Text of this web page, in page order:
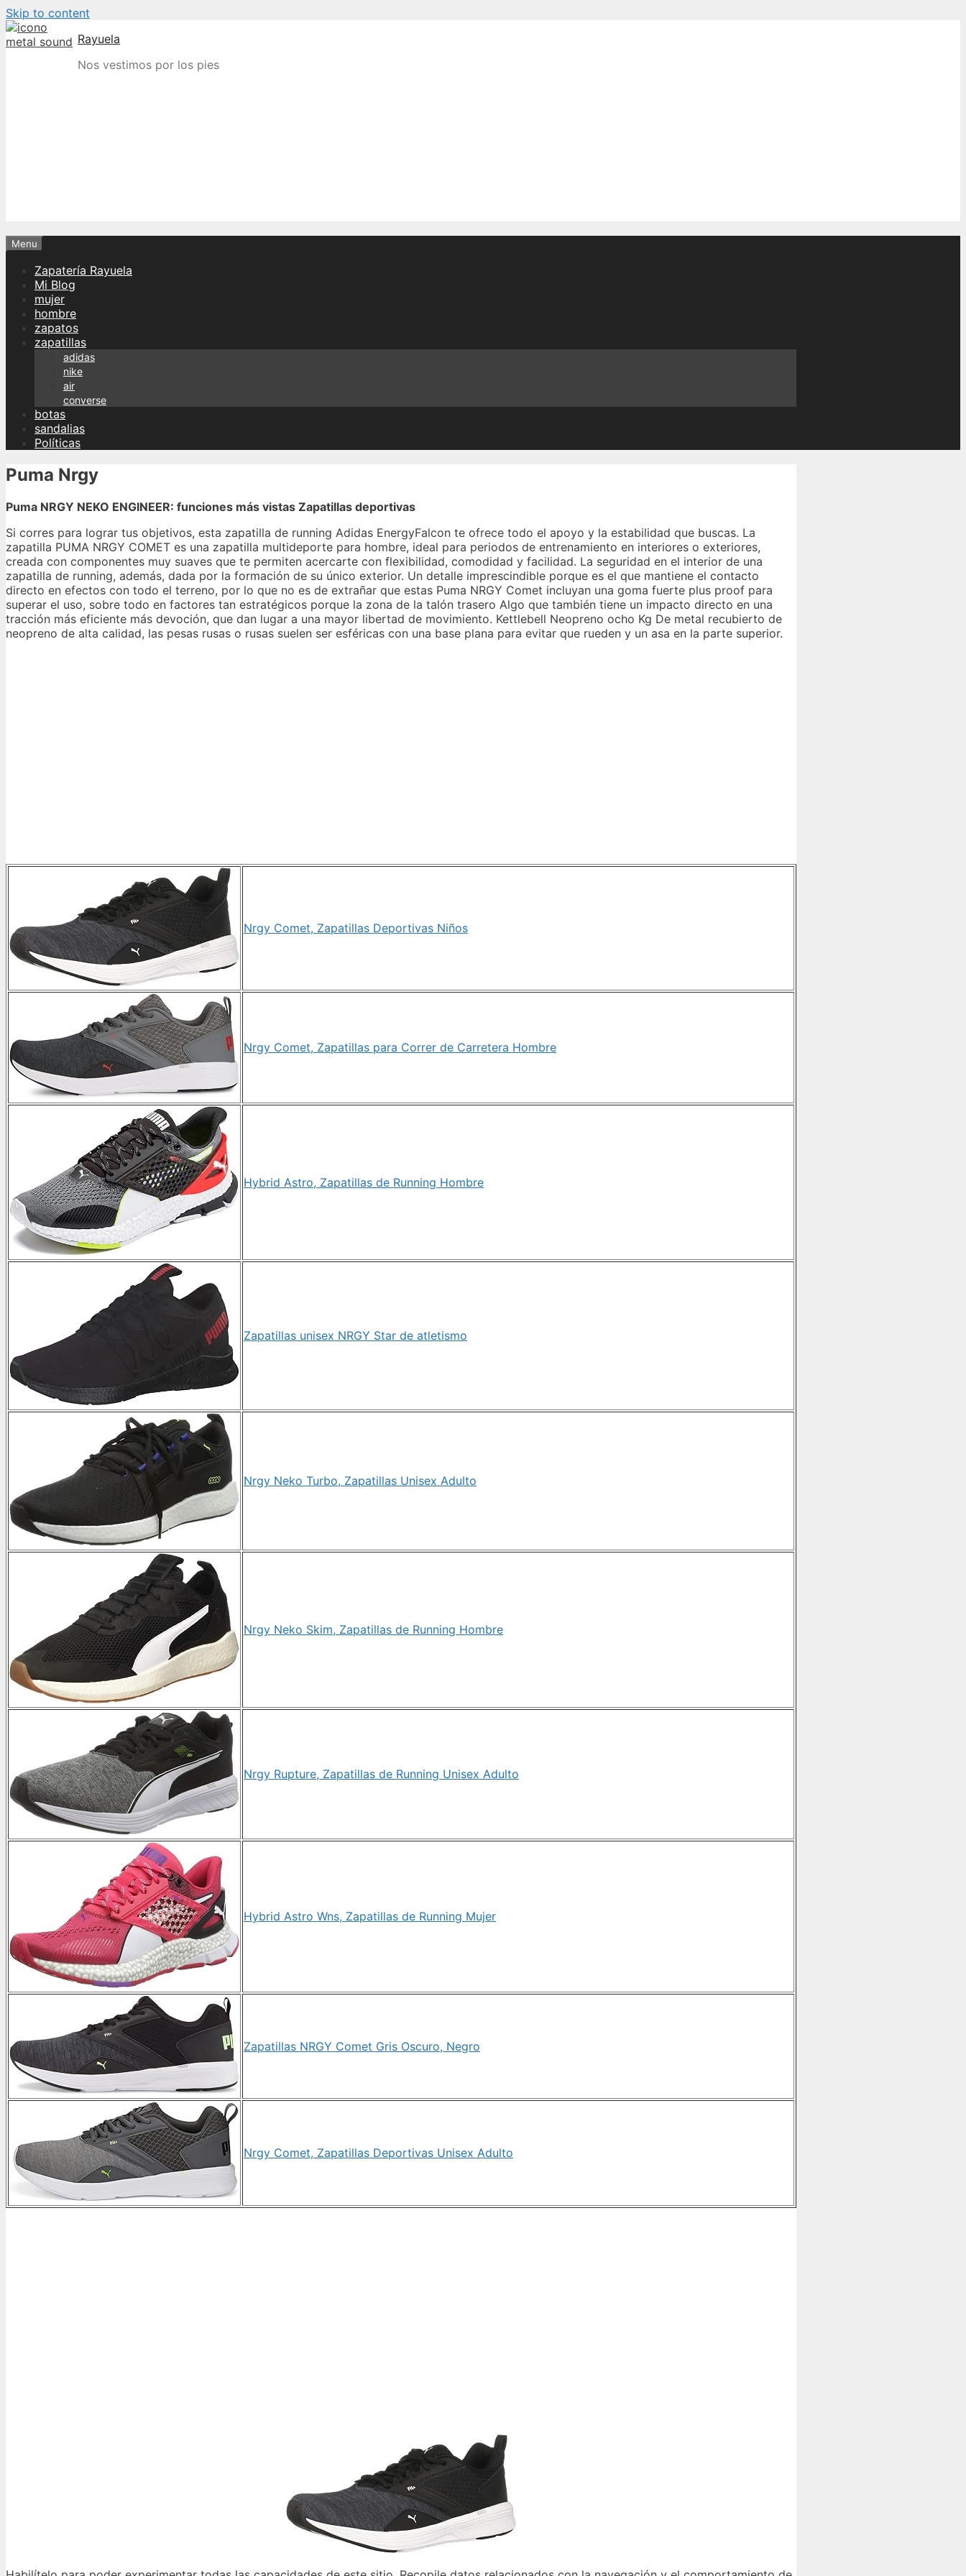
Skip to content
Rayuela
Nos vestimos por los pies
Menu
Zapatería Rayuela
Mi Blog
mujer
hombre
zapatos
zapatillas
adidas
nike
air
converse
botas
sandalias
Políticas
Puma Nrgy
Puma NRGY NEKO ENGINEER: funciones más vistas Zapatillas deportivas
Si corres para lograr tus objetivos, esta zapatilla de running Adidas EnergyFalcon te ofrece todo el apoyo y la estabilidad que buscas. La
zapatilla PUMA NRGY COMET es una zapatilla multideporte para hombre, ideal para periodos de entrenamiento en interiores o exteriores,
creada con componentes muy suaves que te permiten acercarte con flexibilidad, comodidad y facilidad. La seguridad en el interior de una
zapatilla de running, además, dada por la formación de su único exterior. Un detalle imprescindible porque es el que mantiene el contacto
directo en efectos con todo el terreno, por lo que no es de extrañar que estas Puma NRGY Comet incluyan una goma fuerte plus proof para
superar el uso, sobre todo en factores tan estratégicos porque la zona de la talón trasero Algo que también tiene un impacto directo en una
tracción más eficiente más devoción, que dan lugar a una mayor libertad de movimiento. Kettlebell Neopreno ocho Kg De metal recubierto de
neopreno de alta calidad, las pesas rusas o rusas suelen ser esféricas con una base plana para evitar que rueden y un asa en la parte superior.
Nrgy Comet, Zapatillas Deportivas Niños
Nrgy Comet, Zapatillas para Correr de Carretera Hombre
Hybrid Astro, Zapatillas de Running Hombre
Zapatillas unisex NRGY Star de atletismo
Nrgy Neko Turbo, Zapatillas Unisex Adulto
Nrgy Neko Skim, Zapatillas de Running Hombre
Nrgy Rupture, Zapatillas de Running Unisex Adulto
Hybrid Astro Wns, Zapatillas de Running Mujer
Zapatillas NRGY Comet Gris Oscuro, Negro
Nrgy Comet, Zapatillas Deportivas Unisex Adulto